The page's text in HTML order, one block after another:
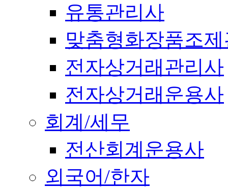
유통관리사
맞춤형화장품조
전자상거래관리사
전자상거래운용사
회계/세무
전산회계운용사
외국어/한자